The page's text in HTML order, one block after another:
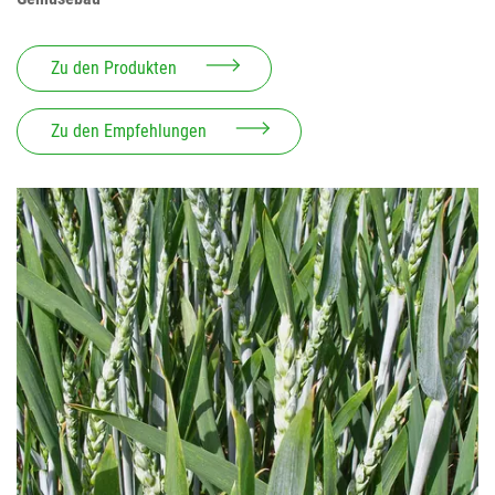
Zu den Produkten
Zu den Empfehlungen